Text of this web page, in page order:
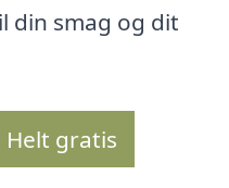
din smag og dit
Helt gratis